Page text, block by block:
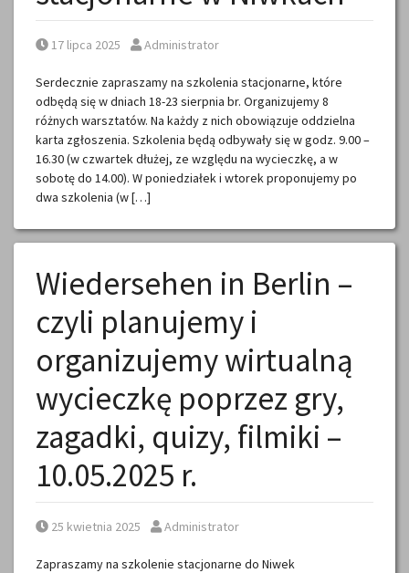
Posted on
17 lipca 2025 Posted by
Administrator
Serdecznie zapraszamy na szkolenia stacjonarne, które
odbędą się w dniach 18-23 sierpnia br. Organizujemy 8
różnych warsztatów. Na każdy z nich obowiązuje oddzielna
karta zgłoszenia. Szkolenia będą odbywały się w godz. 9.00 –
16.30 (w czwartek dłużej, ze względu na wycieczkę, a w
sobotę do 14.00). W poniedziałek i wtorek proponujemy po
dwa szkolenia (w […]
Wiedersehen in Berlin –
czyli planujemy i
organizujemy wirtualną
wycieczkę poprzez gry,
zagadki, quizy, filmiki –
10.05.2025 r.
Posted on
25 kwietnia 2025 Posted by
Administrator
Zapraszamy na szkolenie stacjonarne do Niwek